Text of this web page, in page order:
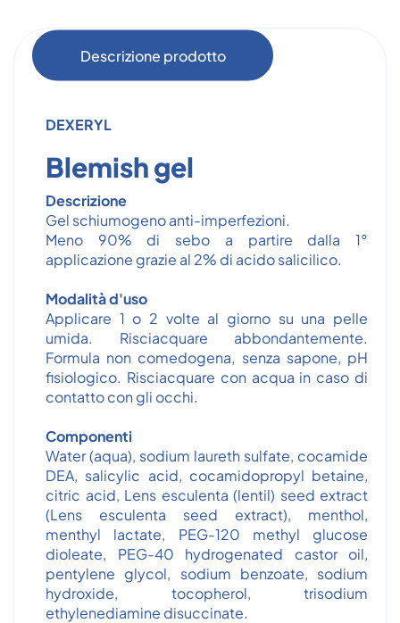
Descrizione prodotto
DEXERYL
Blemish gel
Descrizione
Gel schiumogeno anti-imperfezioni.
Meno 90% di sebo a partire dalla 1°
applicazione grazie al 2% di acido salicilico.
Modalità d'uso
Applicare 1 o 2 volte al giorno su una pelle
umida. Risciacquare abbondantemente.
Formula non comedogena, senza sapone, pH
fisiologico. Risciacquare con acqua in caso di
contatto con gli occhi.
Componenti
Water (aqua), sodium laureth sulfate, cocamide
DEA, salicylic acid, cocamidopropyl betaine,
citric acid, Lens esculenta (lentil) seed extract
(Lens esculenta seed extract), menthol,
menthyl lactate, PEG-120 methyl glucose
dioleate, PEG-40 hydrogenated castor oil,
pentylene glycol, sodium benzoate, sodium
hydroxide, tocopherol, trisodium
ethylenediamine disuccinate.